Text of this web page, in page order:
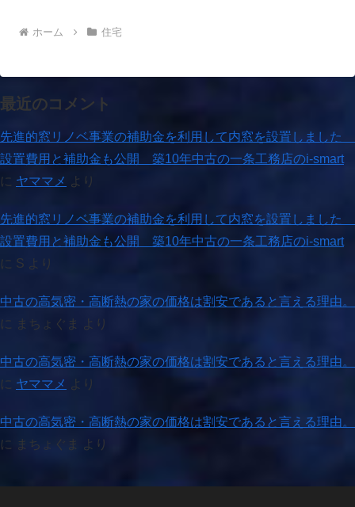
ホーム 住宅
最近のコメント
先進的窓リノベ事業の補助金を利用して内窓を設置しました
設置費用と補助金も公開 築10年中古の一条工務店のi-smart
に ヤママメ より
先進的窓リノベ事業の補助金を利用して内窓を設置しました
設置費用と補助金も公開 築10年中古の一条工務店のi-smart
に S より
中古の高気密・高断熱の家の価格は割安であると言える理由。
に
まちょぐま より
中古の高気密・高断熱の家の価格は割安であると言える理由。
に ヤママメ より
中古の高気密・高断熱の家の価格は割安であると言える理由。
に
まちょぐま より